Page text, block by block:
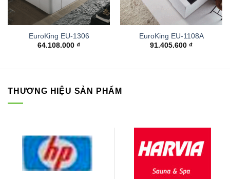
EuroKing EU-1306
64.108.000 ₫
EuroKing EU-1108A
91.405.600 ₫
THƯƠNG HIỆU SẢN PHẨM